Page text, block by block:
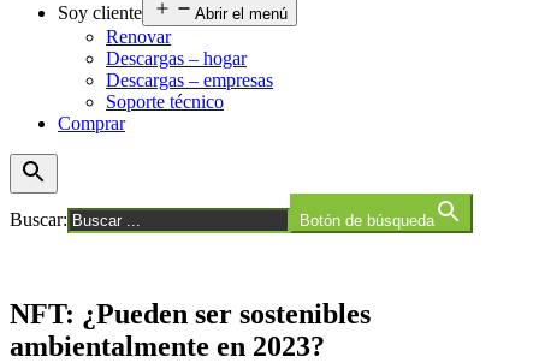
Soy cliente
Abrir el menú
Renovar
Descargas – hogar
Descargas – empresas
Soporte técnico
Comprar
Buscar: Botón de búsqueda
NFT: ¿Pueden ser sostenibles
ambientalmente en 2023?